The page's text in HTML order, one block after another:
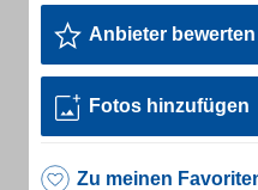
Anbieter bewerten
Fotos hinzufügen
Zu meinen